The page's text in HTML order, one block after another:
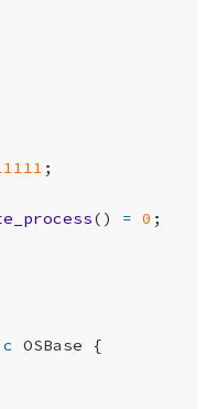
;
() = 0 ;
OSBase
{